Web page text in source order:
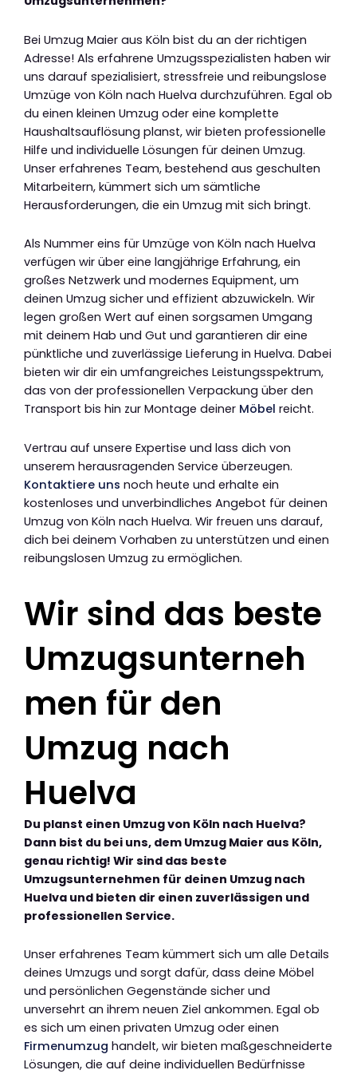
Bei Umzug Maier aus Köln bist du an der richtigen
Adresse! Als erfahrene Umzugsspezialisten haben wir
uns darauf spezialisiert, stressfreie und reibungslose
Umzüge von Köln nach Huelva durchzuführen. Egal ob
du einen kleinen Umzug oder eine komplette
Haushaltsauflösung planst, wir bieten professionelle
Hilfe und individuelle Lösungen für deinen Umzug.
Unser erfahrenes Team, bestehend aus geschulten
Mitarbeitern, kümmert sich um sämtliche
Herausforderungen, die ein Umzug mit sich bringt.
Als Nummer eins für Umzüge von Köln nach Huelva
verfügen wir über eine langjährige Erfahrung, ein
großes Netzwerk und modernes Equipment, um
deinen Umzug sicher und effizient abzuwickeln. Wir
legen großen Wert auf einen sorgsamen Umgang
mit deinem Hab und Gut und garantieren dir eine
pünktliche und zuverlässige Lieferung in Huelva. Dabei
bieten wir dir ein umfangreiches Leistungsspektrum,
das von der professionellen Verpackung über den
Transport bis hin zur Montage deiner Möbel reicht.
Vertrau auf unsere Expertise und lass dich von
unserem herausragenden Service überzeugen.
Kontaktiere uns noch heute und erhalte ein
kostenloses und unverbindliches Angebot für deinen
Umzug von Köln nach Huelva. Wir freuen uns darauf,
dich bei deinem Vorhaben zu unterstützen und einen
reibungslosen Umzug zu ermöglichen.
Wir sind das beste
Umzugsunterneh
men für den
Umzug nach
Huelva
Du planst einen Umzug von Köln nach Huelva?
Dann bist du bei uns, dem Umzug Maier aus Köln,
genau richtig! Wir sind das beste
Umzugsunternehmen für deinen Umzug nach
Huelva und bieten dir einen zuverlässigen und
professionellen Service.
Unser erfahrenes Team kümmert sich um alle Details
deines Umzugs und sorgt dafür, dass deine Möbel
und persönlichen Gegenstände sicher und
unversehrt an ihrem neuen Ziel ankommen. Egal ob
es sich um einen privaten Umzug oder einen
Firmenumzug handelt, wir bieten maßgeschneiderte
Lösungen, die auf deine individuellen Bedürfnisse